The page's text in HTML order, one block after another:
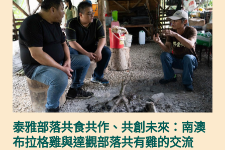
泰雅部落共食共作、共創未來：南澳
布拉格雞與達觀部落共有雞的交流